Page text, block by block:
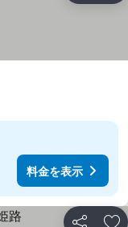
料金を表示